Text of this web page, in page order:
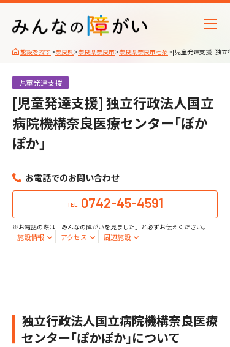
施設を探す>奈良県>奈良県奈良市>奈良県奈良市七条>[児童発達支援] 独立
児童発達支援
[児童発達支援] 独立行政法人国立
病院機構奈良医療センター｢ぽか
ぽか｣
お電話でのお問い合わせ
TEL 0742-45-4591
※お電話の際は「みんなの障がいを見ました」と必ずお伝えください。
施設情報 アクセス 周辺施設
独立行政法人国立病院機構奈良医療
センター｢ぽかぽか｣について